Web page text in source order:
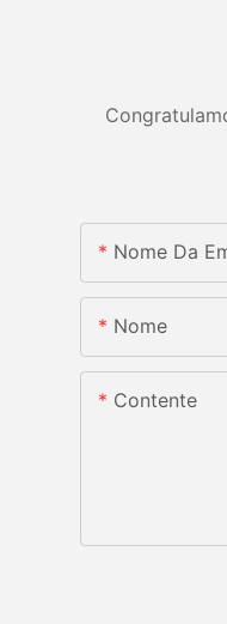
Nome Da
Nome
Contente